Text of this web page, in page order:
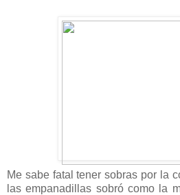
Me sabe fatal tener sobras por la
las empanadillas sobró como la